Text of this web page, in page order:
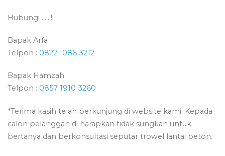
Hubungi ……!
Bapak Arfa
Telpon : 0822 1086 3212
Bapak Hamzah
Telpon : 0857 1910 3260
*Terima kasih telah berkunjung di website kami. Kepada
calon pelanggan di harapkan tidak sungkan untuk
bertanya dan berkonsultasi seputar trowel lantai beton.